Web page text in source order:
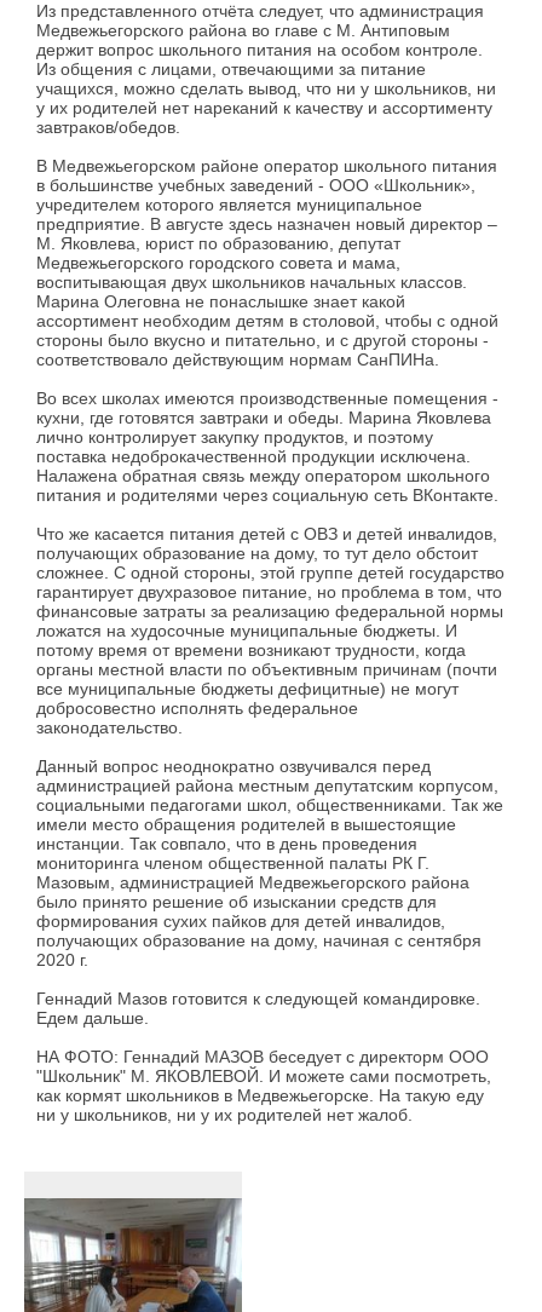
Из представленного отчёта следует, что администрация
Медвежьегорского района во главе с М. Антиповым
держит вопрос школьного питания на особом контроле.
Из общения с лицами, отвечающими за питание
учащихся, можно сделать вывод, что ни у школьников, ни
у их родителей нет нареканий к качеству и ассортименту
завтраков/обедов.
В Медвежьегорском районе оператор школьного питания
в большинстве учебных заведений - ООО «Школьник»,
учредителем которого является муниципальное
предприятие. В августе здесь назначен новый директор –
М. Яковлева, юрист по образованию, депутат
Медвежьегорского городского совета и мама,
воспитывающая двух школьников начальных классов.
Марина Олеговна не понаслышке знает какой
ассортимент необходим детям в столовой, чтобы с одной
стороны было вкусно и питательно, и с другой стороны -
соответствовало действующим нормам СанПИНа.
Во всех школах имеются производственные помещения -
кухни, где готовятся завтраки и обеды. Марина Яковлева
лично контролирует закупку продуктов, и поэтому
поставка недоброкачественной продукции исключена.
Налажена обратная связь между оператором школьного
питания и родителями через социальную сеть ВКонтакте.
Что же касается питания детей с ОВЗ и детей инвалидов,
получающих образование на дому, то тут дело обстоит
сложнее. С одной стороны, этой группе детей государство
гарантирует двухразовое питание, но проблема в том, что
финансовые затраты за реализацию федеральной нормы
ложатся на худосочные муниципальные бюджеты. И
потому время от времени возникают трудности, когда
органы местной власти по объективным причинам (почти
все муниципальные бюджеты дефицитные) не могут
добросовестно исполнять федеральное
законодательство.
Данный вопрос неоднократно озвучивался перед
администрацией района местным депутатским корпусом,
социальными педагогами школ, общественниками. Так же
имели место обращения родителей в вышестоящие
инстанции. Так совпало, что в день проведения
мониторинга членом общественной палаты РК Г.
Мазовым, администрацией Медвежьегорского района
было принято решение об изыскании средств для
формирования сухих пайков для детей инвалидов,
получающих образование на дому, начиная с сентября
2020 г.
Геннадий Мазов готовится к следующей командировке.
Едем дальше.
НА ФОТО: Геннадий МАЗОВ беседует с директорм ООО
"Школьник" М. ЯКОВЛЕВОЙ. И можете сами посмотреть,
как кормят школьников в Медвежьегорске. На такую еду
ни у школьников, ни у их родителей нет жалоб.